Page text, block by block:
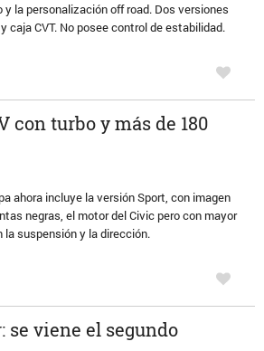
la personalización off road. Dos versiones
caja CVT. No posee control de estabilidad.
con turbo y más de 180
ahora incluye la versión Sport, con imagen
negras, el motor del Civic pero con mayor
la suspensión y la dirección.
se viene el segundo